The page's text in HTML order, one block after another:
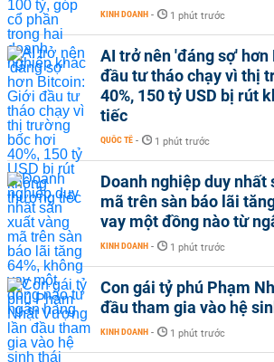
KINH DOANH - 1 phút trước
AI trở nên 'đáng sợ'
đầu tư tháo chạy vì thị
40%, 150 tỷ USD bị rút
tiếc
QUỐC TẾ - 1 phút trước
Doanh nghiệp duy nhất
mã trên sàn báo lãi
vay một đồng nào từ
KINH DOANH - 1 phút trước
Con gái tỷ phú Phạm
đầu tham gia vào hệ
KINH DOANH - 1 phút trước